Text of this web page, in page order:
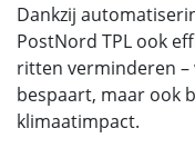
Dankzij
PostNord TPL ook
ritten verminderen –
bespaart, maar ook
klimaatimpact.